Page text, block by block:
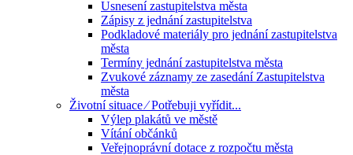
Usnesení zastupitelstva města
Zápisy z jednání zastupitelstva
Podkladové materiály pro jednání zastupitelstva
města
Termíny jednání zastupitelstva města
Zvukové záznamy ze zasedání Zastupitelstva
města
Životní situace ⁄ Potřebuji vyřídit...
Výlep plakátů ve městě
Vítání občánků
Veřejnoprávní dotace z rozpočtu města